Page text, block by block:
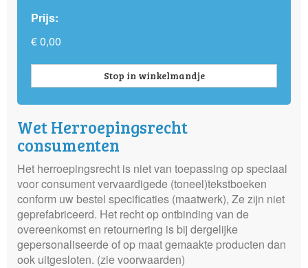
Prijs:
€ 0,00
Stop in winkelmandje
Wet Herroepingsrecht
consumenten
Het herroepingsrecht is niet van toepassing op speciaal
voor consument vervaardigede (toneel)tekstboeken
conform uw bestel specificaties (maatwerk), Ze zijn niet
geprefabriceerd. Het recht op ontbinding van de
overeenkomst en retournering is bij dergelijke
gepersonaliseerde of op maat gemaakte producten dan
ook uitgesloten. (zie voorwaarden)